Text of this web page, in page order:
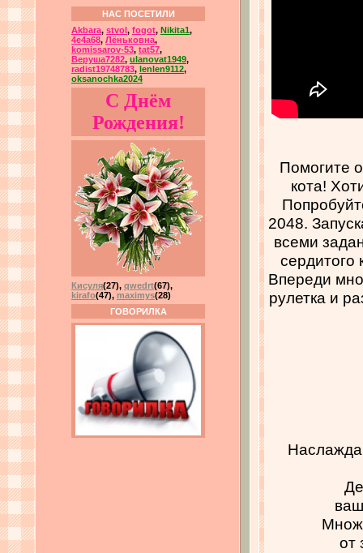
НАС ПОСЕТИЛИ
Akbara, stvol , fogot, Nikita1,
4e4a68, Лёньковна,
komissarov-53, tat57,
Веруша7282, ulanovat1949,
radist19748783, lenlen9112,
oksanochka2024
С Днём
Рождения!
Кисуля(27), qwedrt(67),
kirafo(47), maximys(28)
ГОВОРИЛКА
Помогите
кота!
2048.
всеми
сердитого
Впереди
рулетка и
от